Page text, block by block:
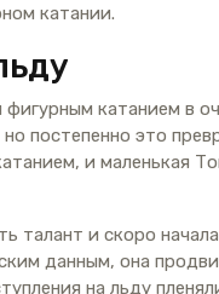
катании.
катанием в
постепенно это
и маленькая
талант и скоро
данным, она
на льду